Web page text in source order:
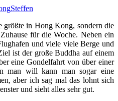
Steffen
größte in Hong Kong, sondern die
für die Woche. Neben ein
und viele viele Berge und
ist der große Buddha auf einem
eine Gondelfahrt von über einer
man will kann man sogar eine
aber ich sag mal das lohnt sich
und sieht alles sehr gut.